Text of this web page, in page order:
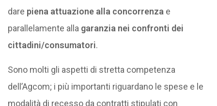
dare piena attuazione alla concorrenza e
parallelamente alla garanzia nei confronti dei
cittadini/consumatori.
Sono molti gli aspetti di stretta competenza
dell’Agcom; i più importanti riguardano le spese e le
modalità di recesso da contratti stipulati con